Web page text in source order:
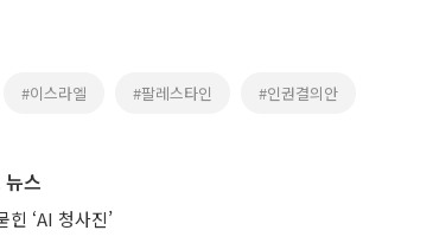
#이스라엘 #팔레스타인 #인권결의안
스
‘AI 청사진’